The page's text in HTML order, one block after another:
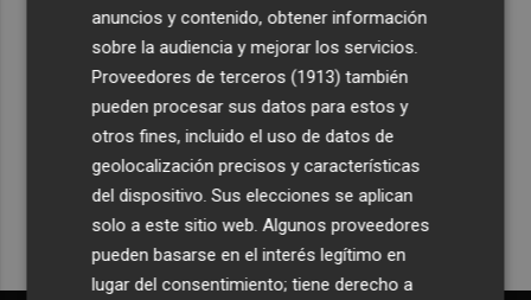
Recibe toda la actualidad de
Plaza Podcast en tu correo
Quiero suscribirme
anuncios y contenido, obtener información
sobre la audiencia y mejorar los servicios.
Proveedores de terceros (1913) también
pueden procesar sus datos para estos y
otros fines, incluido el uso de datos de
geolocalización precisos y características
del dispositivo. Sus elecciones se aplican
solo a este sitio web. Algunos proveedores
pueden basarse en el interés legítimo en
lugar del consentimiento; tiene derecho a